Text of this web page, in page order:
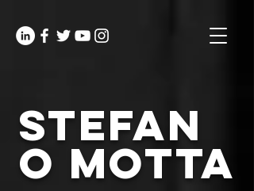
stefan
o motta